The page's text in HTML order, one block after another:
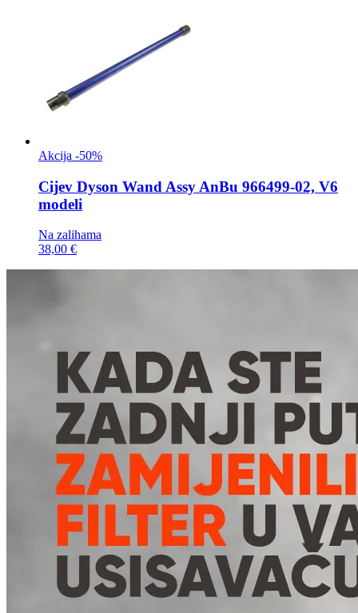
Akcija -50%
Cijev Dyson Wand Assy AnBu 966499-02, V6
modeli
Na zalihama
38,00 €